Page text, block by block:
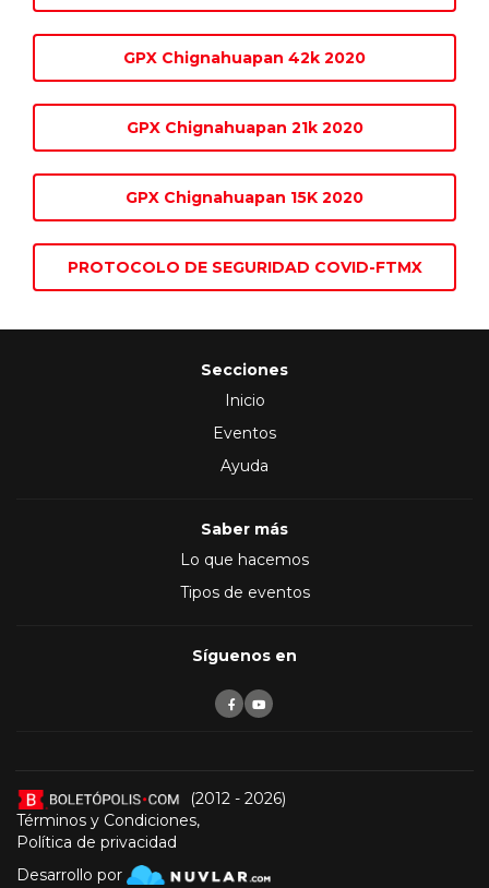
GPX Chignahuapan 42k 2020
GPX Chignahuapan 21k 2020
GPX Chignahuapan 15K 2020
PROTOCOLO DE SEGURIDAD COVID-FTMX
Secciones
Inicio
Eventos
Ayuda
Saber más
Lo que hacemos
Tipos de eventos
Síguenos en
(2012 - 2026)
Términos y Condiciones,
Política de privacidad
Desarrollo por